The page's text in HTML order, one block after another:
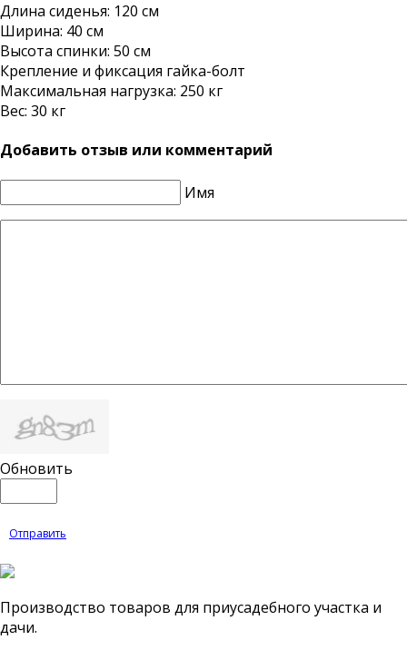
Длина сиденья: 120 см
Ширина: 40 см
Высота спинки: 50 см
Крепление и фиксация гайка-болт
Максимальная нагрузка: 250 кг
Вес: 30 кг
Добавить отзыв или комментарий
Имя
Обновить
Отправить
Производство товаров для приусадебного участка и
дачи.